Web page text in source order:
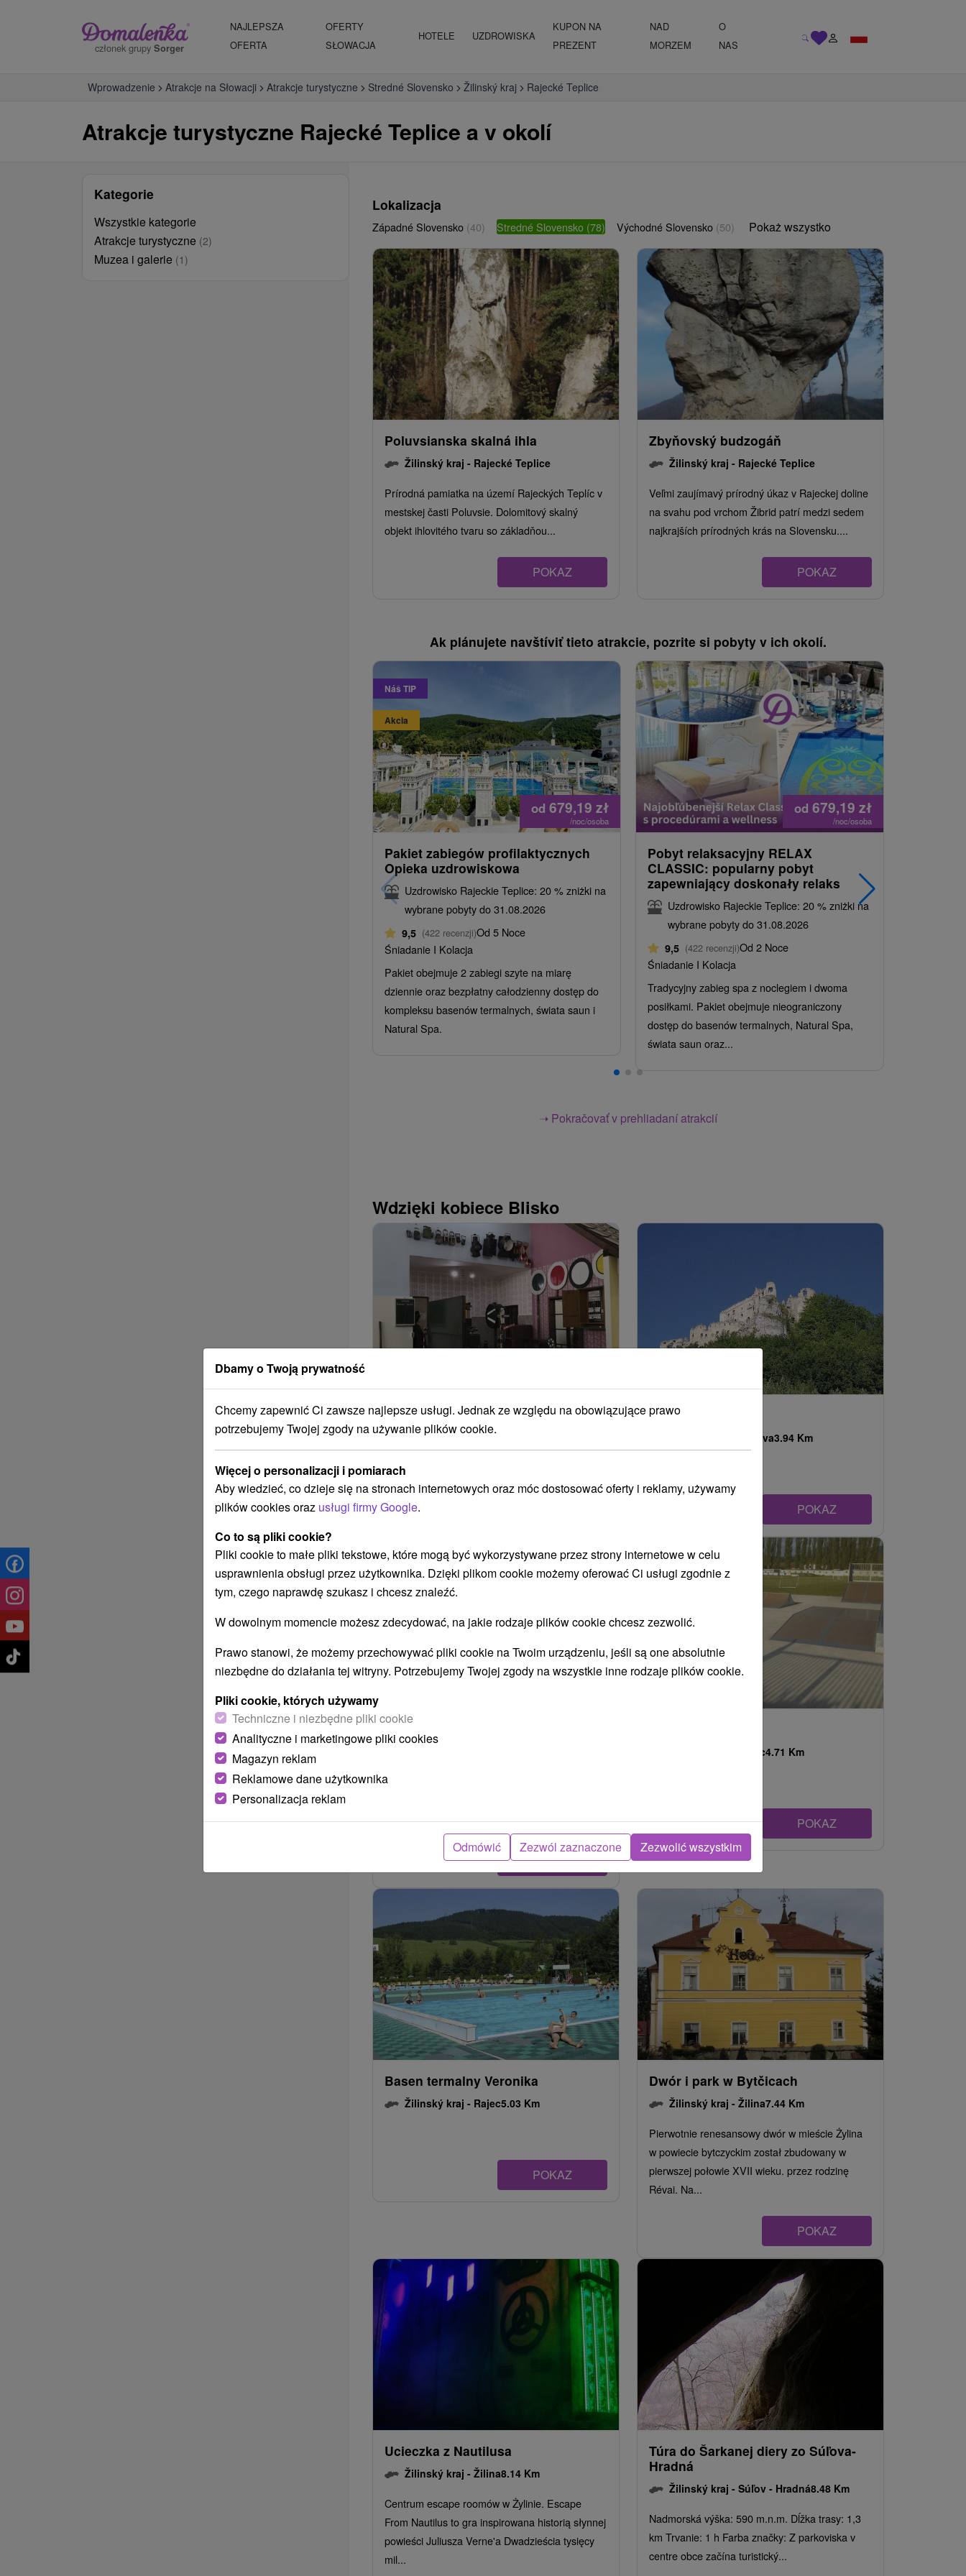
członek grupy Sorger
NAJLEPSZA
OFERTA
OFERTY
SŁOWACJA
HOTELE UZDROWISKA
KUPON NA
PREZENT
NAD
MORZEM
O
NAS
Wprowadzenie Atrakcje na Słowacji Atrakcje turystyczne Stredné Slovensko Žilinský kraj Rajecké Teplice
Atrakcje turystyczne Rajecké Teplice a v okolí
Kategorie
Wszystkie kategorie
Atrakcje turystyczne (2)
Muzea i galerie (1)
Lokalizacja
Západné Slovensko (40) Stredné Slovensko (78) Východné Slovensko (50) Pokaż wszystko
Poluvsianska skalná ihla
Žilinský kraj - Rajecké Teplice
Prírodná pamiatka na území Rajeckých Teplíc v
mestskej časti Poluvsie. Dolomitový skalný
objekt ihlovitého tvaru so základňou...
POKAZ
Zbyňovský budzogáň
Žilinský kraj - Rajecké Teplice
Veľmi zaujímavý prírodný úkaz v Rajeckej doline
na svahu pod vrchom Žibrid patrí medzi sedem
najkrajších prírodných krás na Slovensku....
POKAZ
Ak plánujete navštíviť tieto atrakcie, pozrite si pobyty v ich okolí.
Náš TIP
Akcia
od 679,19 zł
/noc/osoba
Pakiet zabiegów profilaktycznych
Opieka uzdrowiskowa
Uzdrowisko Rajeckie Teplice: 20 % zniżki na
wybrane pobyty do 31.08.2026
9,5 (422 recenzji)Od 5 Noce
Śniadanie I Kolacja
Pakiet obejmuje 2 zabiegi szyte na miarę
dziennie oraz bezpłatny całodzienny dostęp do
kompleksu basenów termalnych, świata saun i
Natural Spa.
od 679,19 zł
/noc/osoba
Pobyt relaksacyjny RELAX
CLASSIC: popularny pobyt
zapewniający doskonały relaks
Uzdrowisko Rajeckie Teplice: 20 % zniżki na
wybrane pobyty do 31.08.2026
9,5 (422 recenzji)Od 2 Noce
Śniadanie I Kolacja
Tradycyjny zabieg spa z noclegiem i dwoma
posiłkami. Pakiet obejmuje nieograniczony
dostęp do basenów termalnych, Natural Spa,
świata saun oraz...
➝ Pokračovať v prehliadaní atrakcií
Wdzięki kobiece Blisko
Muzeum Transportu Rajecké Teplice
Žilinský kraj - Rajecké Teplice
Zamek Lietava
Lietava3.94 Km
POKAZ
Túra na Lietavský hrad z Lietavy
Nadmorská výška: 635 m.n.m. Dĺžka trasy: 1,5
značky: Turistický chodník z časti...
POKAZ
Rajec4.71 Km
POKAZ
Basen termalny Veronika
Žilinský kraj - Rajec5.03 Km
POKAZ
Dwór i park w Bytčicach
Žilinský kraj - Žilina7.44 Km
Pierwotnie renesansowy dwór w mieście Żylina
w powiecie bytczyckim został zbudowany w
pierwszej połowie XVII wieku. przez rodzinę
Révai. Na...
POKAZ
Ucieczka z Nautilusa
Žilinský kraj - Žilina8.14 Km
Centrum escape roomów w Żylinie. Escape
From Nautilus to gra inspirowana historią słynnej
powieści Juliusza Verne'a Dwadzieścia tysięcy
mil...
Túra do Šarkanej diery zo Súľova-
Hradná
Žilinský kraj - Súľov - Hradná8.48 Km
Nadmorská výška: 590 m.n.m. Dĺžka trasy: 1,3
km Trvanie: 1 h Farba značky: Z parkoviska v
centre obce začína turistický...
Dbamy o Twoją prywatność
Chcemy zapewnić Ci zawsze najlepsze usługi. Jednak ze względu na obowiązujące prawo
potrzebujemy Twojej zgody na używanie plików cookie.
Więcej o personalizacji i pomiarach
Aby wiedzieć, co dzieje się na stronach internetowych oraz móc dostosować oferty i reklamy, używamy
plików cookies oraz usługi firmy Google.
Co to są pliki cookie?
Pliki cookie to małe pliki tekstowe, które mogą być wykorzystywane przez strony internetowe w celu
usprawnienia obsługi przez użytkownika. Dzięki plikom cookie możemy oferować Ci usługi zgodnie z
tym, czego naprawdę szukasz i chcesz znaleźć.
W dowolnym momencie możesz zdecydować, na jakie rodzaje plików cookie chcesz zezwolić.
Prawo stanowi, że możemy przechowywać pliki cookie na Twoim urządzeniu, jeśli są one absolutnie
niezbędne do działania tej witryny. Potrzebujemy Twojej zgody na wszystkie inne rodzaje plików cookie.
Pliki cookie, których używamy
Techniczne i niezbędne pliki cookie
Analityczne i marketingowe pliki cookies
Magazyn reklam
Reklamowe dane użytkownika
Personalizacja reklam
Odmówić Zezwól zaznaczone Zezwolić wszystkim